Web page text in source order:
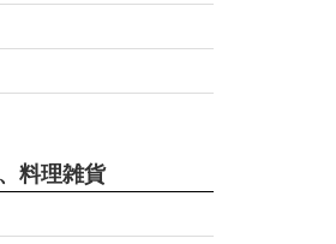
料理雑貨